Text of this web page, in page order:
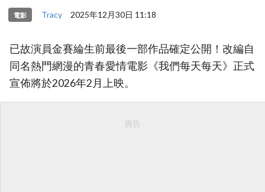
電影 Tracy 2025年12月30日 11:18
已故演員金賽綸生前最後一部作品確定公開！改編自
同名熱門網漫的青春愛情電影《我們每天每天》正式
宣佈將於2026年2月上映。
廣告